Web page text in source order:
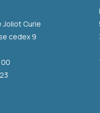
Joliot Curie
cedex 9
00